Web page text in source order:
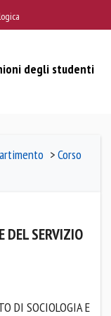
degli studenti
>Corso
DEL SERVIZIO
DI SOCIOLOGIA E